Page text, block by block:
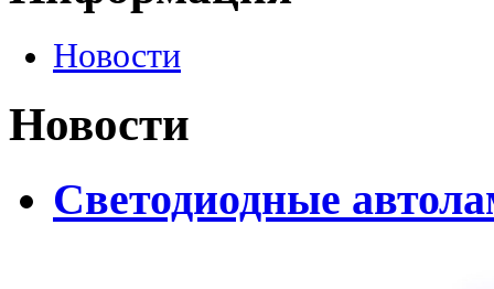
Новости
Новости
Светодиодные